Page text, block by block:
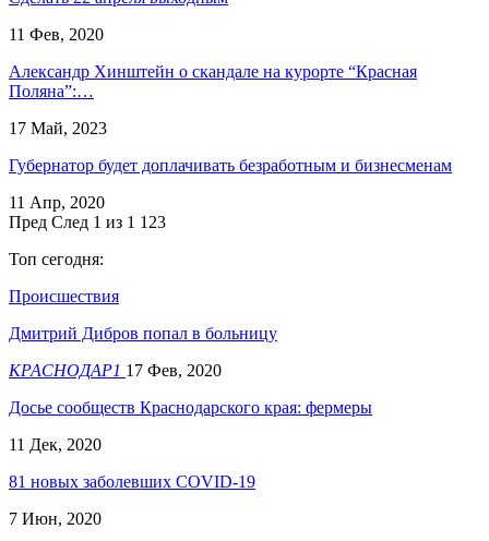
11 Фев, 2020
​Александр Хинштейн о скандале на курорте “Красная
Поляна”:…
17 Май, 2023
Губернатор будет доплачивать безработным и бизнесменам
11 Апр, 2020
Пред След 1 из 1 123
Топ сегодня:
Происшествия
Дмитрий Дибров попал в больницу
КРАСНОДАР1 17 Фев, 2020
Досье сообществ Краснодарского края: фермеры
11 Дек, 2020
81 новых заболевших COVID-19
7 Июн, 2020